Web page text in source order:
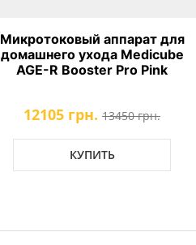
Микротоковый аппарат для
домашнего ухода Medicube
AGE-R Booster Pro Pink
12105 грн. 13450 грн.
КУПИТЬ